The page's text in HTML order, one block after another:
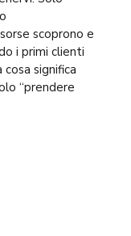
scoprono e
i primi clienti
significa
“prendere